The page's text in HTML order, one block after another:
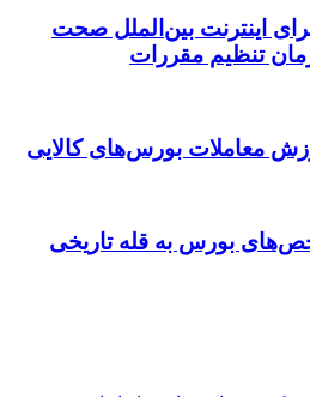
ضریب ۲.۷ برای اینترنت بین‌الملل صحت
تنظیم مقررات
بورس به قله تاریخی